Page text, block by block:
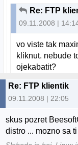
Re: FTP
09.11.2008 |
vo viste tak
kliknut. nebude
ojekabatit?
Re: FTP klientik
09.11.2008 | 22:05
skus pozret
distro ... mozno sa